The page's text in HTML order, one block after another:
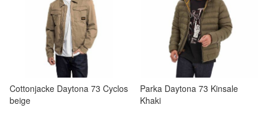
Cottonjacke Daytona 73 Cyclos
beige
Parka Daytona 73 Kinsale
Khaki